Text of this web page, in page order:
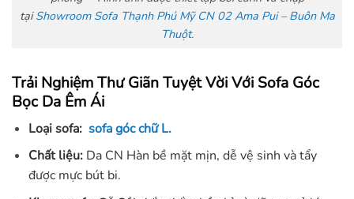
tạiShowroom Sofa Thạnh Phú Mỹ CN 02 Ama Pui – Buôn Ma
Thuột.
Trải Nghiệm Thư Giãn Tuyệt Vời Với Sofa Góc
Bọc Da Êm Ái
Loại sofa: sofa góc chữ L.
Chất liệu:Da CN Hàn bề mặt mịn, dễ vệ sinh và tẩy
được mực bút bi.